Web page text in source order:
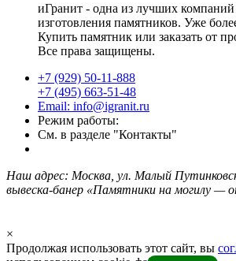
иГранит - одна из лучших компаний
изготовления памятников. Уже
Купить памятник или заказать от
Все права защищены.
+7 (929) 50-11-888
+7 (495) 663-51-48
Email: info@igranit.ru
Режим работы:
См. в разделе "Контакты"
Наш адрес: Москва, ул. Малый
вывеска-банер «Памятники на могилу —
×
Продолжая использовать этот сайт, вы